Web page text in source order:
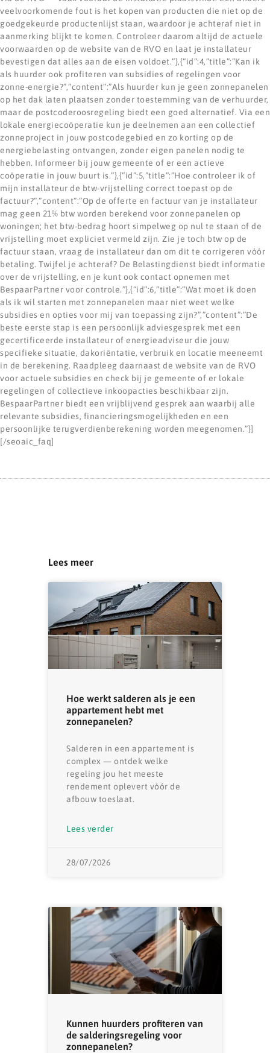
veelvoorkomende fout is het kopen van producten die niet op de
goedgekeurde productenlijst staan, waardoor je achteraf niet in
aanmerking blijkt te komen. Controleer daarom altijd de actuele
voorwaarden op de website van de RVO en laat je installateur
bevestigen dat alles aan de eisen voldoet.”},{“id”:4,”title”:”Kan ik
als huurder ook profiteren van subsidies of regelingen voor
zonne-energie?”,”content”:”Als huurder kun je geen zonnepanelen
op het dak laten plaatsen zonder toestemming van de verhuurder,
maar de postcoderoosregeling biedt een goed alternatief. Via een
lokale energiecoöperatie kun je deelnemen aan een collectief
zonneproject in jouw postcodegebied en zo korting op de
energiebelasting ontvangen, zonder eigen panelen nodig te
hebben. Informeer bij jouw gemeente of er een actieve
coöperatie in jouw buurt is.”},{“id”:5,”title”:”Hoe controleer ik of
mijn installateur de btw-vrijstelling correct toepast op de
factuur?”,”content”:”Op de offerte en factuur van je installateur
mag geen 21% btw worden berekend voor zonnepanelen op
woningen; het btw-bedrag hoort simpelweg op nul te staan of de
vrijstelling moet expliciet vermeld zijn. Zie je toch btw op de
factuur staan, vraag de installateur dan om dit te corrigeren vóór
betaling. Twijfel je achteraf? De Belastingdienst biedt informatie
over de vrijstelling, en je kunt ook contact opnemen met
BespaarPartner voor controle.”},{“id”:6,”title”:”Wat moet ik doen
als ik wil starten met zonnepanelen maar niet weet welke
subsidies en opties voor mij van toepassing zijn?”,”content”:”De
beste eerste stap is een persoonlijk adviesgesprek met een
gecertificeerde installateur of energieadviseur die jouw
specifieke situatie, dakoriëntatie, verbruik en locatie meeneemt
in de berekening. Raadpleeg daarnaast de website van de RVO
voor actuele subsidies en check bij je gemeente of er lokale
regelingen of collectieve inkoopacties beschikbaar zijn.
BespaarPartner biedt een vrijblijvend gesprek aan waarbij alle
relevante subsidies, financieringsmogelijkheden en een
persoonlijke terugverdienberekening worden meegenomen.”}]
[/seoaic_faq]
Lees meer
Hoe werkt salderen als je een
appartement hebt met
zonnepanelen?
Salderen in een appartement is
complex — ontdek welke
regeling jou het meeste
rendement oplevert vóór de
afbouw toeslaat.
Lees verder
28/07/2026
Kunnen huurders profiteren van
de salderingsregeling voor
zonnepanelen?